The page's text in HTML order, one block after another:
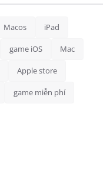
Macos iPad
game iOS Mac
Apple store
game miễn phí